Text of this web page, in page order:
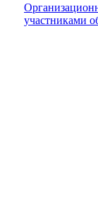
участниками